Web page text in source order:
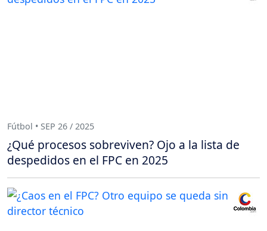
Fútbol • SEP 26 / 2025
¿Qué procesos sobreviven? Ojo a la lista de
despedidos en el FPC en 2025